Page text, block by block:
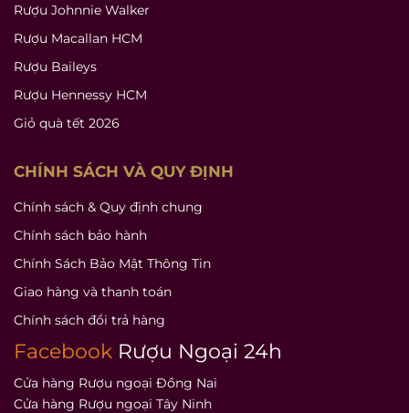
Rượu Johnnie Walker
Rượu Macallan HCM
Rượu Baileys
Rượu Hennessy HCM
Giỏ quà tết 2026
CHÍNH SÁCH VÀ QUY ĐỊNH
Chính sách & Quy định chung
Chính sách bảo hành
Chính Sách Bảo Mật Thông Tin
Giao hàng và thanh toán
Chính sách đổi trả hàng
Facebook Rượu Ngoại 24h
Cửa hàng Rượu ngoại Đồng Nai
Cửa hàng Rượu ngoại Tây Ninh